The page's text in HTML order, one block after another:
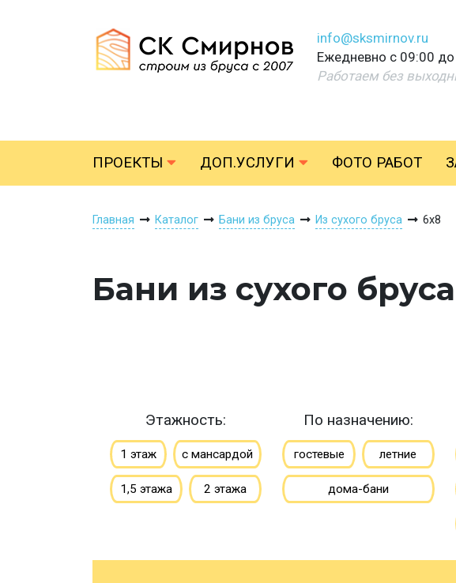
info@sksmirnov.ru
Ежедневно с 09:00
Работаем без
ПРОЕКТЫ ДОП.УСЛУГИ ФОТО РАБОТ
Главная Каталог Бани из бруса Из сухого бруса 6х8
Бани из сухого
Этажность:
1 этаж с мансардой
1,5 этажа 2 этажа
По назначению:
гостевые летние
дома-бани